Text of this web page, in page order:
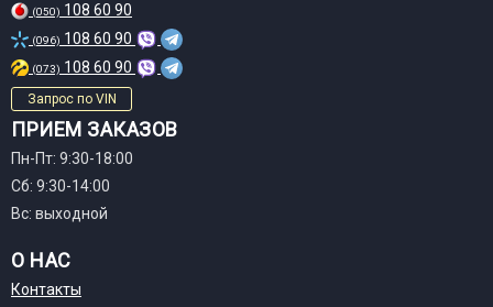
(050) 108 60 90
(096) 108 60 90
(073) 108 60 90
Запрос по VIN
ПРИЕМ ЗАКАЗОВ
Пн-Пт: 9:30-18:00
Сб: 9:30-14:00
Вс: выходной
О НАС
Контакты